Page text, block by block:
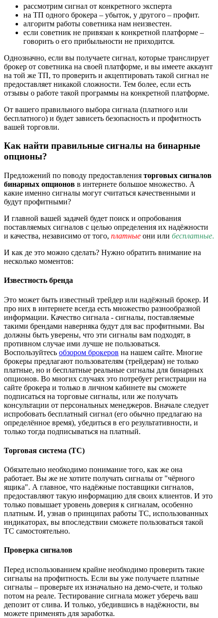
рассмотрим сигнал от конкретного эксперта
на ТП одного брокера – убыток, у другого – профит.
алгоритм работы советника нам неизвестен.
если советник не привязан к конкретной платформе –
говорить о его прибыльности не приходится.
Однозначно, если вы получаете сигнал, которые транслирует
брокер от советника на своей платформе, и вы имеете аккаунт
на той же ТП, то проверить и акцептировать такой сигнал не
предоставляет никакой сложности. Тем более, если есть
отзывы о работе такой программы на конкретной платформе.
От вашего правильного выбора сигнала (платного или
бесплатного) и будет зависеть безопасность и профитность
вашей торговли.
Как найти правильные сигналы на бинарные
опционы?
Предложений по поводу предоставления торговых сигналов
бинарных опционов в интернете большое множество. А
какие именно сигналы могут считаться качественными и
будут профитными?
И главной вашей задачей будет поиск и опробования
поставляемых сигналов с целью определения их надёжности
и качества, независимо от того, платные они или бесплатные.
И как де это можно сделать? Нужно обратить внимание на
несколько моментов:
Известность бренда
Это может быть известный трейдер или надёжный брокер. И
про них в интернете всегда есть множество разнообразной
информации. Качество сигнала - сигналы, поставляемые
такими брендами наверняка будут для вас профитными. Вы
должны быть уверены, что эти сигналы вам подходят, в
противном случае ими лучше не пользоваться.
Воспользуйтесь обзором брокеров на нашем сайте. Многие
брокеры предлагают пользователям (трейдерам) не только
платные, но и бесплатные реальные сигналы для бинарных
опционов. Во многих случаях это потребует регистрации на
сайте брокера и только в личном кабинете вы сможете
подписаться на торговые сигналы, или же получать
консультации от персональных менеджеров. Вначале следует
испробовать бесплатный сигнал (его обычно предлагаю на
определённое время), убедиться в его результативности, и
только тогда подписываться на платный.
Торговая система (ТС)
Обязательно необходимо понимание того, как же она
работает. Вы же не хотите получать сигналы от "чёрного
ящика". А главное, что надёжные поставщики сигналов,
предоставляют такую информацию для своих клиентов. И это
только повышает уровень доверия к сигналам, особенно
платным. И, узнав о принципах работы ТС, использованных
индикаторах, вы впоследствии сможете пользоваться такой
ТС самостоятельно.
Проверка сигналов
Перед использованием крайне необходимо проверить такие
сигналы на профитность. Если вы уже получаете платные
сигналы – проверьте их изначально на демо-счете, и только
потом на реале. Тестирование сигнала может уберечь ваш
депозит от слива. И только, убедившись в надёжности, вы
можете применять для заработка.